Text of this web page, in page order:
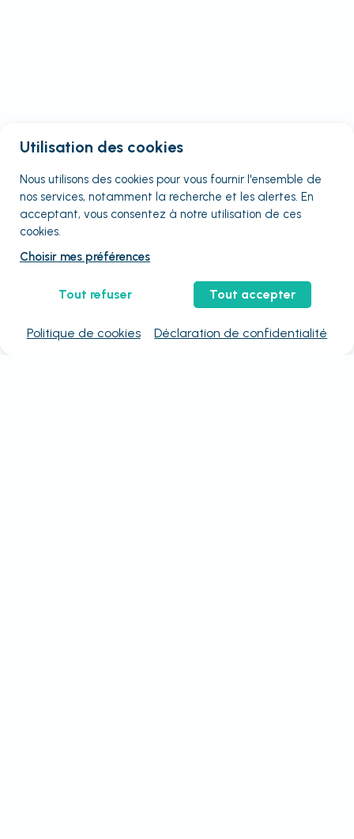
Utilisation des cookies
Nous utilisons des cookies pour vous fournir l'ensemble de
nos services, notamment la recherche et les alertes. En
acceptant, vous consentez à notre utilisation de ces
cookies.
Choisir mes préférences
Tout refuser Tout accepter
Politique de cookies Déclaration de confidentialité